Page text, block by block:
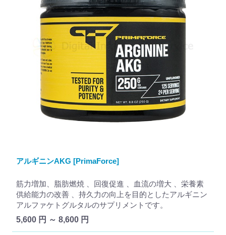
アルギニンAKG [PrimaForce]
筋力増加、脂肪燃焼 、回復促進 、血流の増大 、栄養素
供給能力の改善 、持久力の向上を目的としたアルギニン
アルファケトグルタルのサプリメントです。
5,600 円 ～ 8,600 円